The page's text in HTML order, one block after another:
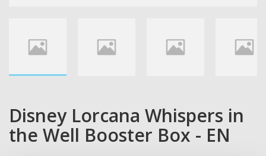
Disney Lorcana Whispers in
the Well Booster Box - EN